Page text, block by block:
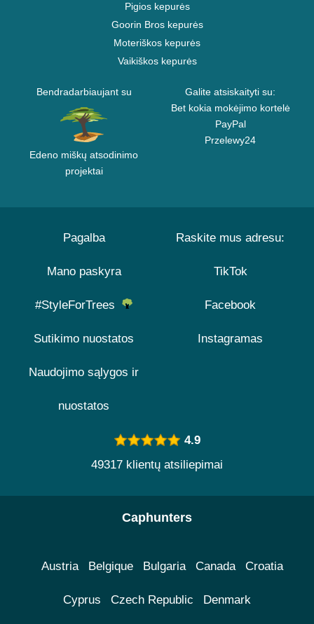
Pigios kepurės
Goorin Bros kepurės
Moteriškos kepurės
Vaikiškos kepurės
Bendradarbiaujant su
Edeno miškų atsodinimo
projektai
Galite atsiskaityti su:
Bet kokia mokėjimo kortelė
PayPal
Przelewy24
Pagalba
Mano paskyra
#StyleForTrees
Sutikimo nuostatos
Naudojimo sąlygos ir
nuostatos
Raskite mus adresu:
TikTok
Facebook
Instagramas
4.9
49317 klientų atsiliepimai
Caphunters
Austria Belgique Bulgaria Canada Croatia
Cyprus Czech Republic Denmark